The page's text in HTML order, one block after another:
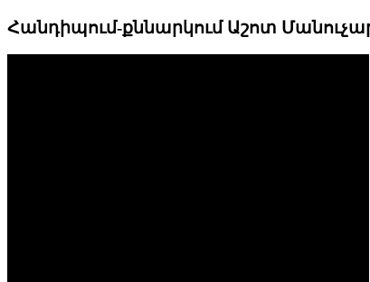
Հանդիպում-քննարկում Աշոտ